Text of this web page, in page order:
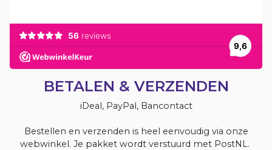
BETALEN & VERZENDEN
iDeal, PayPal, Bancontact
Bestellen en verzenden is heel eenvoudig via onze
webwinkel. Je pakket wordt verstuurd met PostNL.